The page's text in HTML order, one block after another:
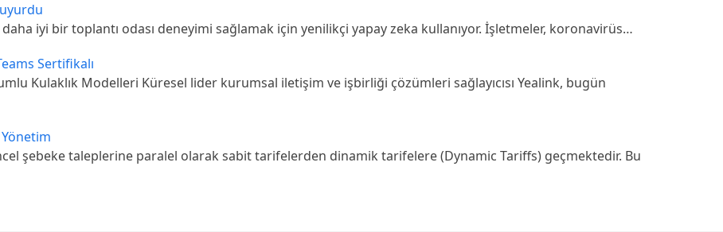
iyi bir toplantı odası deneyimi sağlamak için yenilikçi yapay zeka kullanıyor. İşletmeler, koronavirüs…
Sertifikalı
Kulaklık Modelleri Küresel lider kurumsal iletişim ve işbirliği çözümleri sağlayıcısı Yealink, bugün
şebeke taleplerine paralel olarak sabit tarifelerden dinamik tarifelere (Dynamic Tariffs) geçmektedir. Bu